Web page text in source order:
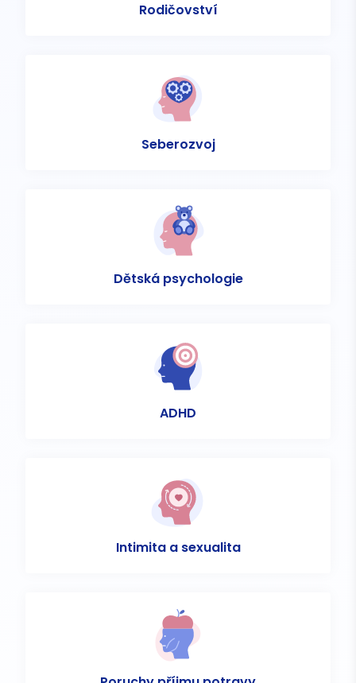
Rodičovství
Seberozvoj
Dětská psychologie
ADHD
Intimita a sexualita